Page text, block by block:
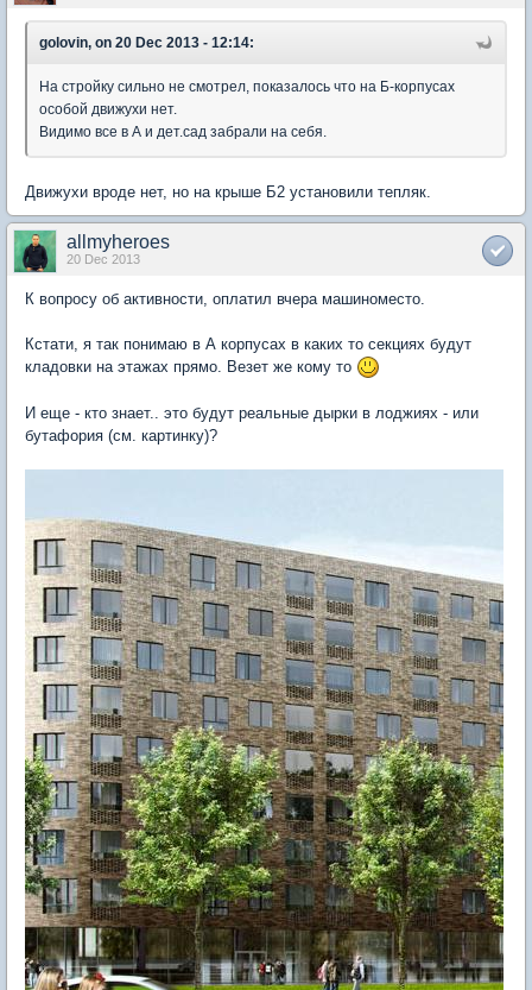
golovin, on 20 Dec 2013 - 12:14:
На стройку сильно не смотрел, показалось что на Б-корпусах
особой движухи нет.
Видимо все в А и дет.сад забрали на себя.
Движухи вроде нет, но на крыше Б2 установили тепляк.
allmyheroes
20 Dec 2013
К вопросу об активности, оплатил вчера машиноместо.
Кстати, я так понимаю в А корпусах в каких то секциях будут
кладовки на этажах прямо. Везет же кому то
И еще - кто знает.. это будут реальные дырки в лоджиях - или
бутафория (см. картинку)?